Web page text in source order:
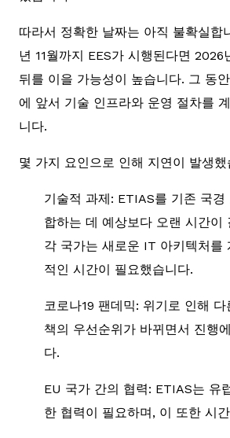
따라서 정확한 날짜는 아직 불확실합
년 11월까지 EES가 시행된다면 2026
뒤를 이을 가능성이 높습니다. 그 동
에 앞서 기술 인프라와 운영 절차를
니다.
몇 가지 요인으로 인해 지연이 발생했
기술적 과제: ETIAS를 기존 국경
합하는 데 예상보다 오랜 시간이
각 국가는 새로운 IT 아키텍처를
적인 시간이 필요했습니다.
코로나19 팬데믹: 위기로 인해
책의 우선순위가 바뀌면서 진행
다.
EU 국가 간의 협력: ETIAS는 유
한 협력이 필요하며, 이 또한 시